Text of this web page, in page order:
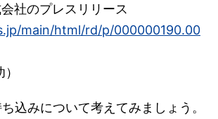
社のプレスリリース
main/html/rd/p/000000190.00
込みについて考えてみましょう。